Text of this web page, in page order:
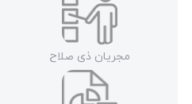
مجریان ذی صلاح